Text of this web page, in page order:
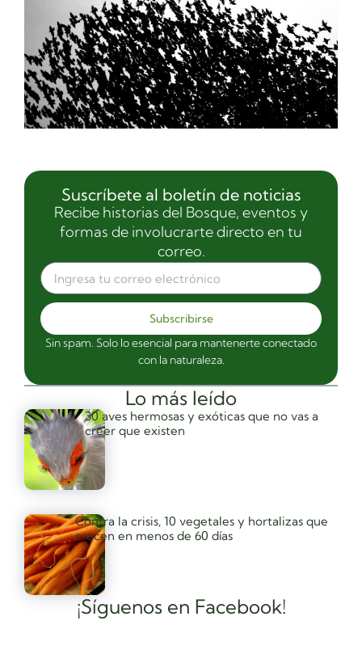
¡Síguenos en Facebook!
Lo más leído
30 aves hermosas y exóticas que no vas a
creer que existen
Contra la crisis, 10 vegetales y hortalizas que
crecen en menos de 60 días
Suscríbete al boletín de noticias
Recibe historias del Bosque, eventos y
formas de involucrarte directo en tu
correo.
Subscribirse
Sin spam. Solo lo esencial para mantenerte conectado
con la naturaleza.